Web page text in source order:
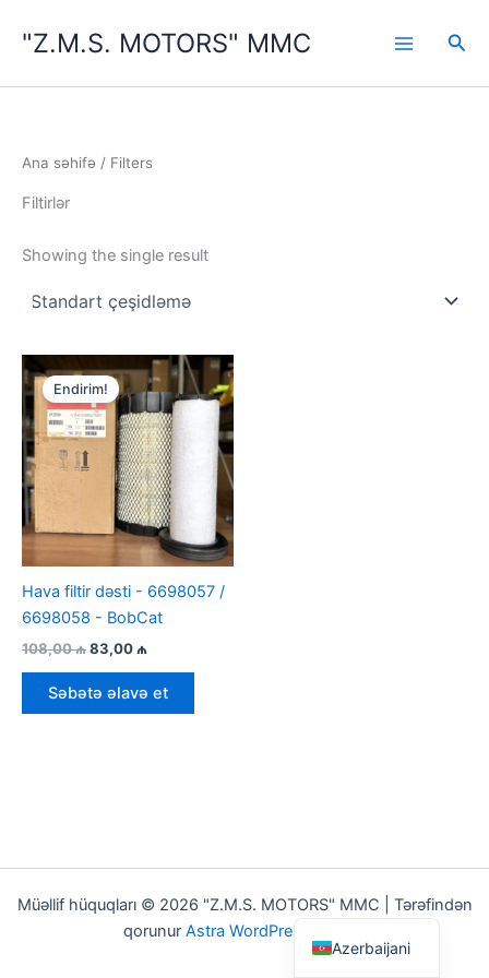
keçin"Z.M.S. MOTORS" MMC
Ana səhifə / Filters
Filtirlər
Showing the single result
Endirim!
Hava filtir dəsti - 6698057 /
6698058 - BobCat
108,00₼İlkin
108,00 ₼.
83,00 ₼
83,00 ₼.
Səbətə əlavə et
Müəllif hüquqları © 2026 "Z.M.S. MOTORS" MMC | Tərəfindən
qorunur Astra WordPress Theme
Azerbaijani
English